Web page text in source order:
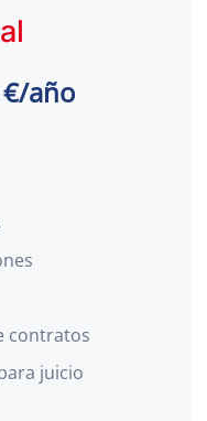
año
contratos
juicio